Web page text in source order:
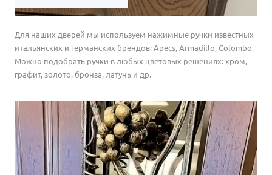
Для наших дверей мы используем нажимные ручки известных
итальянских и германских брендов: Apecs, Armadillo, Colombo.
Можно подобрать ручки в любых цветовых решениях: хром,
графит, золото, бронза, латунь и др.